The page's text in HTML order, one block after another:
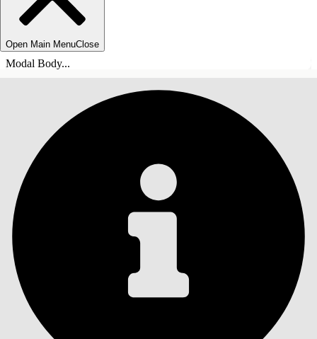
Open Main MenuClose
Modal Body...
INHALT